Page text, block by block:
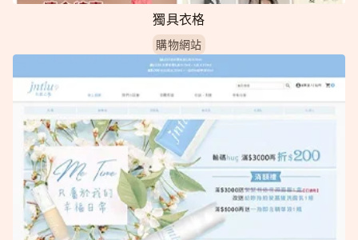
獨具衣格
購物網站